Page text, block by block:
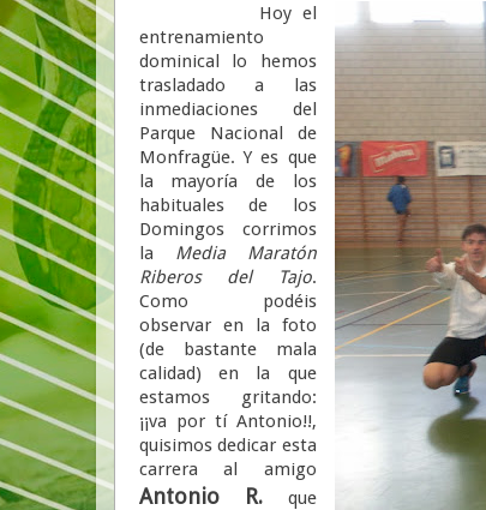
Hoy el
entrenamiento
dominical lo hemos
trasladado a las
inmediaciones del
Parque Nacional de
Monfragüe. Y es que
la mayoría de los
habituales de los
Domingos corrimos
la Media Maratón
Riberos del Tajo.
Como podéis
observar en la foto
(de bastante mala
calidad) en la que
estamos gritando:
¡¡va por tí Antonio!!,
quisimos dedicar esta
carrera al amigo
Antonio R. que